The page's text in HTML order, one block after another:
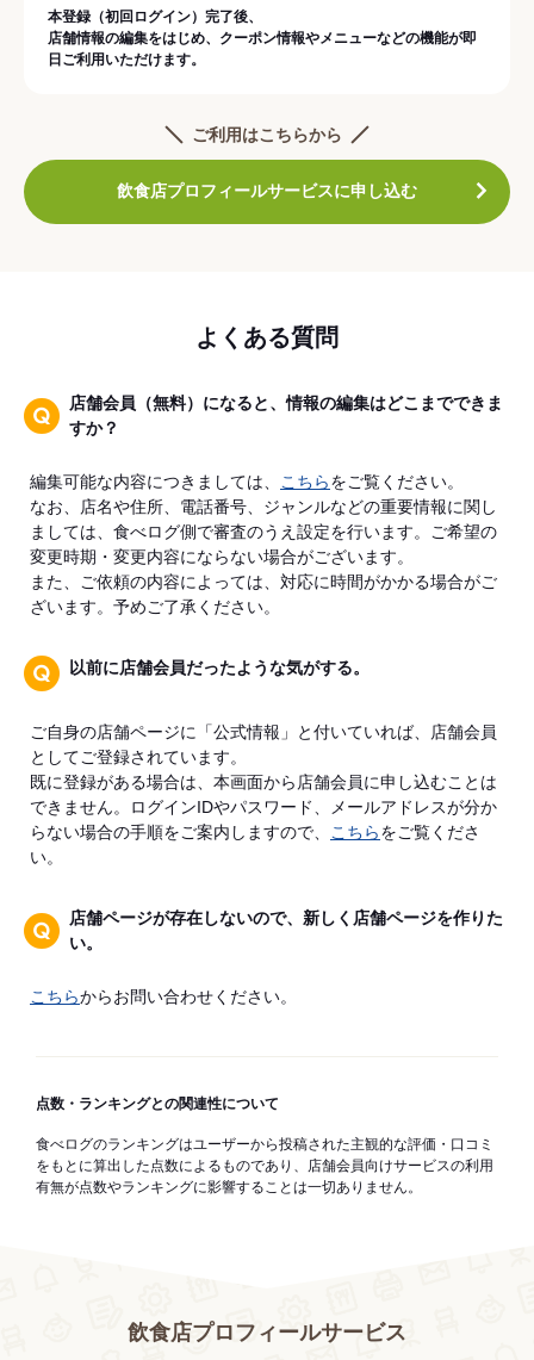
本登録（初回ログイン）完了後、
店舗情報の編集をはじめ、クーポン情報やメニューなどの機能が即
日ご利用いただけます。
ご利用はこちらから
飲食店プロフィールサービスに申し込む
よくある質問
店舗会員（無料）になると、情報の編集はどこまでできま
すか？
編集可能な内容につきましては、 こちらをご覧ください。
なお、店名や住所、電話番号、ジャンルなどの重要情報に関し
ましては、食べログ側で審査のうえ設定を行います。ご希望の
変更時期・変更内容にならない場合がございます。
また、ご依頼の内容によっては、対応に時間がかかる場合がご
ざいます。予めご了承ください。
以前に店舗会員だったような気がする。
ご自身の店舗ページに「公式情報」と付いていれば、店舗会員
としてご登録されています。
既に登録がある場合は、本画面から店舗会員に申し込むことは
できません。ログインIDやパスワード、メールアドレスが分か
らない場合の手順をご案内しますので、
こちらをご覧くださ
い。
店舗ページが存在しないので、新しく店舗ページを作りた
い。
こちらからお問い合わせください。
点数・ランキングとの関連性について
食べログのランキングはユーザーから投稿された主観的な評価・口コミ
をもとに算出した点数によるものであり、店舗会員向けサービスの利用
有無が点数やランキングに影響することは一切ありません。
飲食店プロフィールサービス